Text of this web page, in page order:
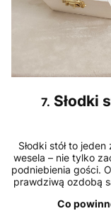
7. Słodki
Słodki stół to
wesela – nie tylko
podniebienia gości.
prawdziwą ozdobą
Co